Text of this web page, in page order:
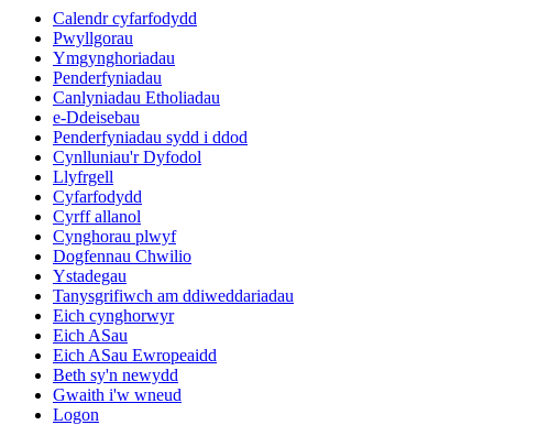
Calendr cyfarfodydd
Pwyllgorau
Ymgynghoriadau
Penderfyniadau
Canlyniadau Etholiadau
e-Ddeisebau
Penderfyniadau sydd i ddod
Cynlluniau'r Dyfodol
Llyfrgell
Cyfarfodydd
Cyrff allanol
Cynghorau plwyf
Dogfennau Chwilio
Ystadegau
Tanysgrifiwch am ddiweddariadau
Eich cynghorwyr
Eich ASau
Eich ASau Ewropeaidd
Beth sy'n newydd
Gwaith i'w wneud
Logon